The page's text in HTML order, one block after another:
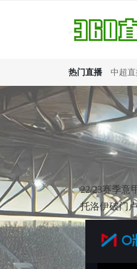
热门直播 中超直
22/23赛季意
托洛伊破门